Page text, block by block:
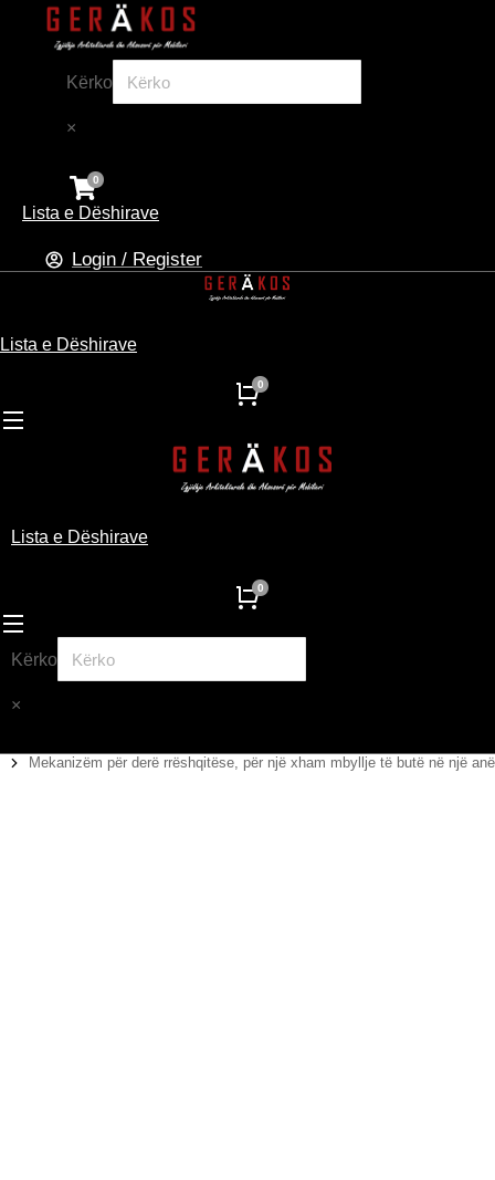
Kërko
×
Lista e Dëshirave
Login / Register
Lista e Dëshirave
Lista e Dëshirave
Kërko
×
You are here:
Mekanizëm për derë rrëshqitëse, për një xham mbyllje të butë në një anë